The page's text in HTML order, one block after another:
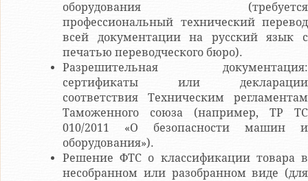
оборудования (требуется
профессиональный технический перевод
всей документации на русский язык с
печатью переводческого бюро).
Разрешительная документация:
сертификаты или декларации
соответствия Техническим регламентам
Таможенного союза (например, ТР ТС
010/2011 «О безопасности машин и
оборудования»).
Решение ФТС о классификации товара в
несобранном или разобранном виде (для